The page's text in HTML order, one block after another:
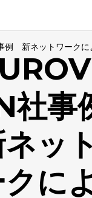
社
ッ
に
例 新ネットワークに